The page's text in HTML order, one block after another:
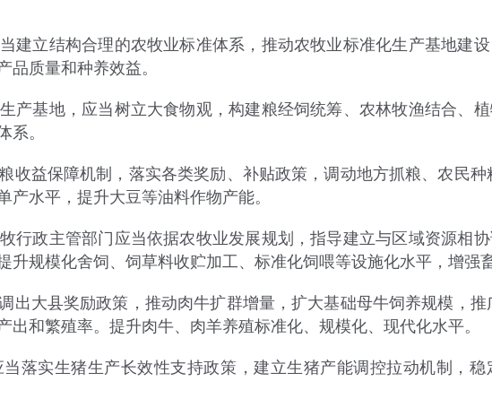
立结构合理的农牧业标准体系，推动农牧业标准化生产基地建设
品质量和种养效益。
基地，应当树立大食物观，构建粮经饲统筹、农林牧渔结合、
系。
益保障机制，落实各类奖励、补贴政策，调动地方抓粮、农民种
水平，提升大豆等油料作物产能。
政主管部门应当依据农牧业发展规划，指导建立与区域资源相
升规模化舍饲、饲草料收贮加工、标准化饲喂等设施化水平，增强
大县奖励政策，推动肉牛扩群增量，扩大基础母牛饲养规模，推
和繁殖率。提升肉牛、肉羊养殖标准化、规模化、现代化水平。
实生猪生产长效性支持政策，建立生猪产能调控拉动机制，稳